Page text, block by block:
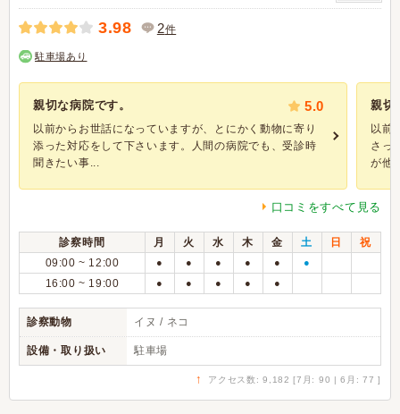
3.98 2件
駐車場あり
親切な病院です。 5.0
以前からお世話になっていますが、とにかく動物に寄り
添った対応をして下さいます。人間の病院でも、受診時
聞きたい事...
親切
以前
さっ
が他
口コミをすべて見る
診察時間 月 火 水 木 金 土 日
祝
09:00 ~ 12:00
● ● ● ● ● ●
16:00 ~ 19:00 ● ● ● ● ●
診察動物 イヌ / ネコ
設備・取り扱い 駐車場
↑ アクセス数: 9,182 [7月: 90 | 6月: 77 ]